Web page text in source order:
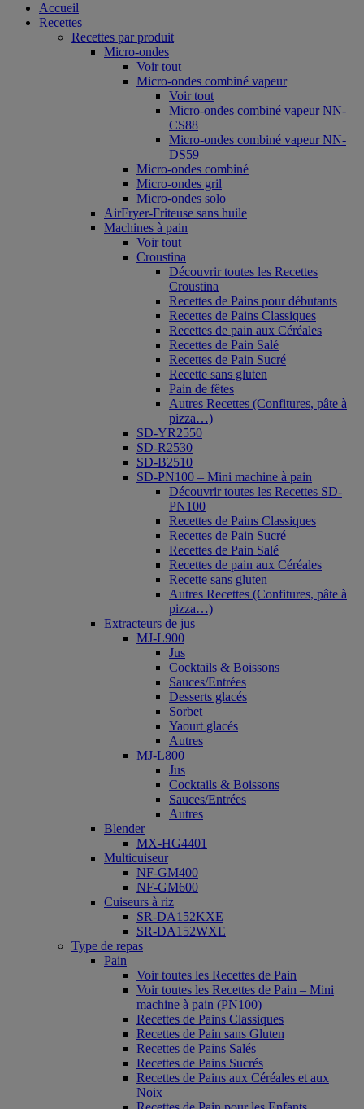
Accueil
Recettes
Recettes par produit
Micro-ondes
Voir tout
Micro-ondes combiné vapeur
Voir tout
Micro-ondes combiné vapeur NN-
CS88
Micro-ondes combiné vapeur NN-
DS59
Micro-ondes combiné
Micro-ondes gril
Micro-ondes solo
AirFryer-Friteuse sans huile
Machines à pain
Voir tout
Croustina
Découvrir toutes les Recettes
Croustina
Recettes de Pains pour débutants
Recettes de Pains Classiques
Recettes de pain aux Céréales
Recettes de Pain Salé
Recettes de Pain Sucré
Recette sans gluten
Pain de fêtes
Autres Recettes (Confitures, pâte à
pizza…)
SD-YR2550
SD-R2530
SD-B2510
SD-PN100 – Mini machine à pain
Découvrir toutes les Recettes SD-
PN100
Recettes de Pains Classiques
Recettes de Pain Sucré
Recettes de Pain Salé
Recettes de pain aux Céréales
Recette sans gluten
Autres Recettes (Confitures, pâte à
pizza…)
Extracteurs de jus
MJ-L900
Jus
Cocktails & Boissons
Sauces/Entrées
Desserts glacés
Sorbet
Yaourt glacés
Autres
MJ-L800
Jus
Cocktails & Boissons
Sauces/Entrées
Autres
Blender
MX-HG4401
Multicuiseur
NF-GM400
NF-GM600
Cuiseurs à riz
SR-DA152KXE
SR-DA152WXE
Type de repas
Pain
Voir toutes les Recettes de Pain
Voir toutes les Recettes de Pain – Mini
machine à pain (PN100)
Recettes de Pains Classiques
Recettes de Pain sans Gluten
Recettes de Pains Salés
Recettes de Pains Sucrés
Recettes de Pains aux Céréales et aux
Noix